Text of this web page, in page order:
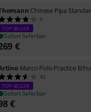
Chinese Pipa
5
TOP-SELLER
Sofort lieferbar
€
Marco Polo Practice Erhu
43
TOP-SELLER
Sofort lieferbar
€